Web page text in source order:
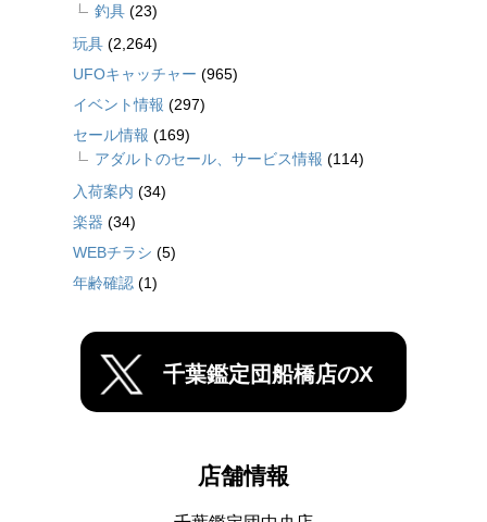
釣具 (23)
玩具 (2,264)
UFOキャッチャー (965)
イベント情報 (297)
セール情報 (169)
アダルトのセール、サービス情報 (114)
入荷案内 (34)
楽器 (34)
WEBチラシ (5)
年齢確認 (1)
千葉鑑定団船橋店のX
店舗情報